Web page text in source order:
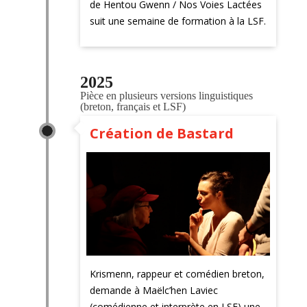
de Hentou Gwenn / Nos Voies Lactées
suit une semaine de formation à la LSF.
2025
Pièce en plusieurs versions linguistiques
(breton, français et LSF)
Création de Bastard
Krismenn, rappeur et comédien breton,
demande à Maëlc’hen Laviec